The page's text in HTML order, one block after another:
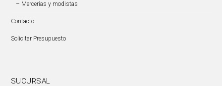
– Mercerías y modistas
Contacto
Solicitar Presupuesto
SUCURSAL